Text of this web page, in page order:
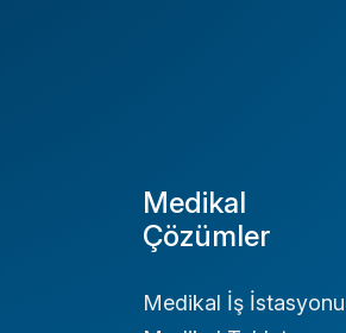
Medikal
Çözümler
Medikal İş İstasyonu